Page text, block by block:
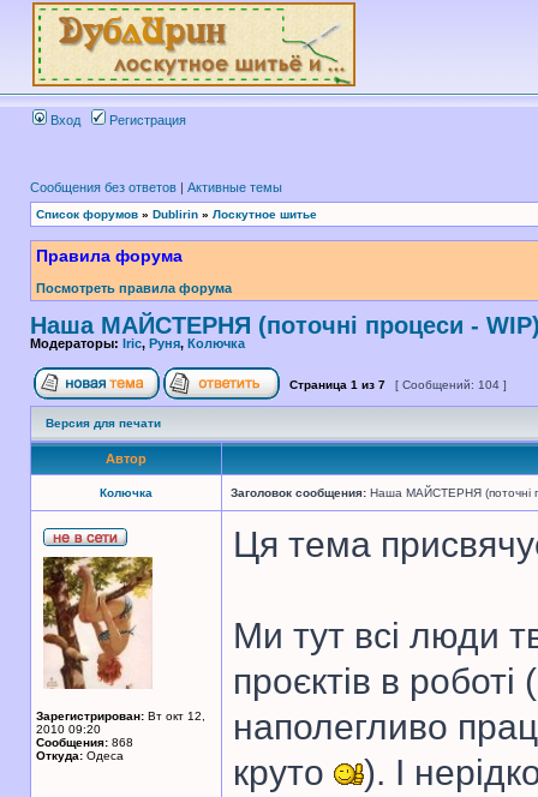
Вход Регистрация
Сообщения без ответов | Активные темы
Список форумов » Dublirin » Лоскутное шитье
Правила форума
Посмотреть правила форума
Наша МАЙСТЕРНЯ (поточні процеси -
Модераторы: Iric, Руня, Колючка
Страница 1 из 7 [ Сообщений: 104 ]
Версия для печати
Автор
Колючка Заголовок сообщения: Наша МАЙСТЕРНЯ (поточні
Зарегистрирован: Вт окт 12,
2010 09:20
Сообщения: 868
Откуда: Одеса
Ця тема
Ми тут всі люди
проєктів в
наполегливо
круто
). І